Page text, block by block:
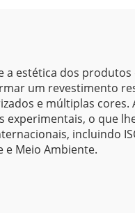
a estética dos produtos
um revestimento
e múltiplas cores.
experimentais, o que
incluindo
e Meio Ambiente.